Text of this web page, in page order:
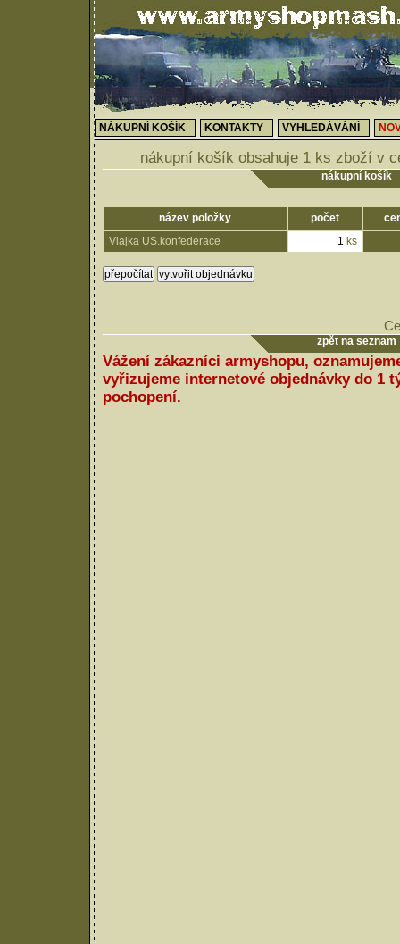
NÁKUPNÍ KOŠÍK KONTAKTY VYHLEDÁVÁNÍ
nákupní košík obsahuje 1 ks zboží v
nákupní košík
název položky počet
Vlajka US.konfederace
ks
zpět na seznam
Vážení zákazníci armyshopu,
vyřizujeme internetové objednávky do 1
pochopení.